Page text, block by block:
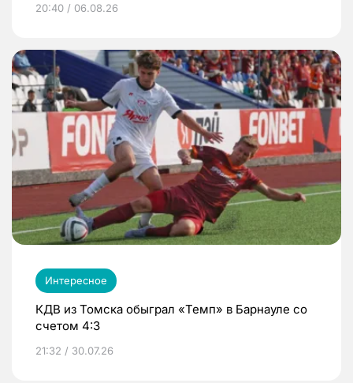
20:40 / 06.08.26
Интересное
КДВ из Томска обыграл «Темп» в Барнауле со
счетом 4:3
21:32 / 30.07.26